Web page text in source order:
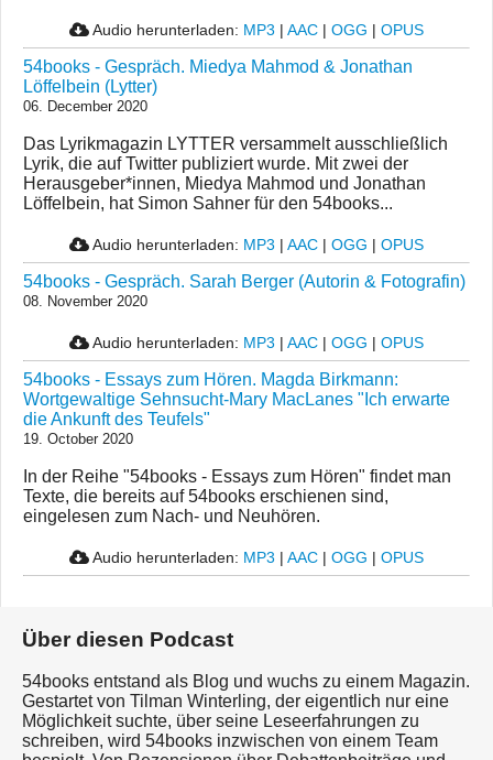
Audio herunterladen: MP3 | AAC | OGG | OPUS
54books - Gespräch. Miedya Mahmod & Jonathan
Löffelbein (Lytter)
06. December 2020
Das Lyrikmagazin LYTTER versammelt ausschließlich
Lyrik, die auf Twitter publiziert wurde. Mit zwei der
Herausgeber*innen, Miedya Mahmod und Jonathan
Löffelbein, hat Simon Sahner für den 54books...
Audio herunterladen: MP3 | AAC | OGG | OPUS
54books - Gespräch. Sarah Berger (Autorin & Fotografin)
08. November 2020
Audio herunterladen: MP3 | AAC | OGG | OPUS
54books - Essays zum Hören. Magda Birkmann:
Wortgewaltige Sehnsucht-Mary MacLanes "Ich erwarte
die Ankunft des Teufels"
19. October 2020
In der Reihe "54books - Essays zum Hören" findet man
Texte, die bereits auf 54books erschienen sind,
eingelesen zum Nach- und Neuhören.
Audio herunterladen: MP3 | AAC | OGG | OPUS
Über diesen Podcast
54books entstand als Blog und wuchs zu einem Magazin.
Gestartet von Tilman Winterling, der eigentlich nur eine
Möglichkeit suchte, über seine Leseerfahrungen zu
schreiben, wird 54books inzwischen von einem Team